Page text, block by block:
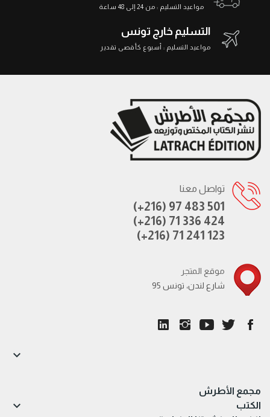
مواعيد التسليم : من 24 إلى 48 ساعة
التسليم خارج تونس
مواعيد التسليم : أسبوع كأقصى تقدير
تواصل معنا
(+216) 97 483 501
(+216) 71 336 424
(+216) 71 241 123
موقع المتجر
95 شارع لندن، تونس
مجمع الأطرش

الكتب 